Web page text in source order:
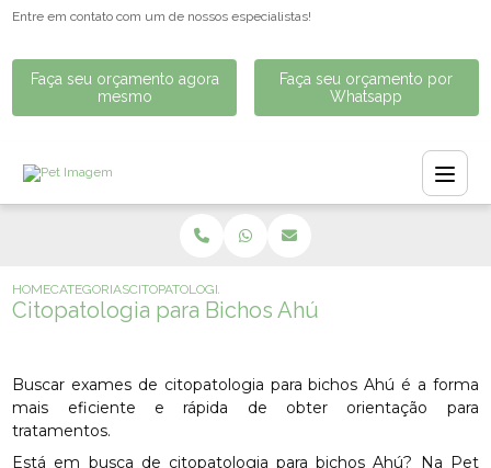
Entre em contato com um de nossos especialistas!
Faça seu orçamento agora
mesmo
Faça seu orçamento por
Whatsapp
HOMECATEGORIASCITOPATOLOGIA PARA BICHOS AHÚ
Citopatologia para Bichos Ahú
Buscar exames de citopatologia para bichos Ahú é a forma
mais eficiente e rápida de obter orientação para
tratamentos.
Está em busca de citopatologia para bichos Ahú? Na Pet